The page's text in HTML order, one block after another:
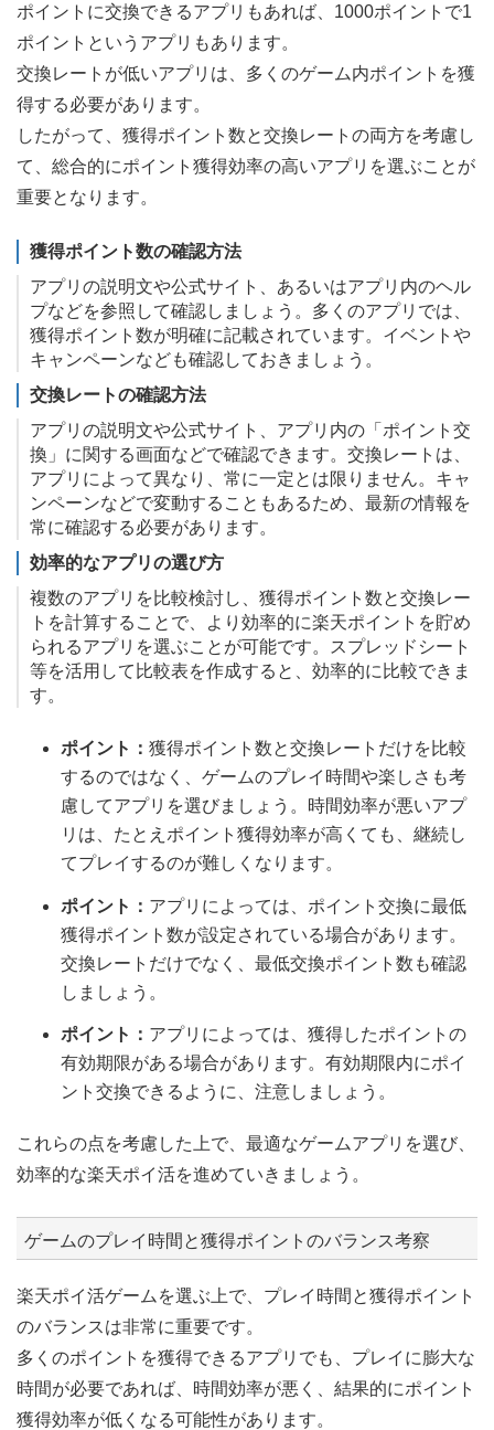
ポイントに交換できるアプリもあれば、1000ポイントで1
ポイントというアプリもあります。
交換レートが低いアプリは、多くのゲーム内ポイントを獲
得する必要があります。
したがって、獲得ポイント数と交換レートの両方を考慮し
て、総合的にポイント獲得効率の高いアプリを選ぶことが
重要となります。
獲得ポイント数の確認方法
アプリの説明文や公式サイト、あるいはアプリ内のヘル
プなどを参照して確認しましょう。多くのアプリでは、
獲得ポイント数が明確に記載されています。イベントや
キャンペーンなども確認しておきましょう。
交換レートの確認方法
アプリの説明文や公式サイト、アプリ内の「ポイント交
換」に関する画面などで確認できます。交換レートは、
アプリによって異なり、常に一定とは限りません。キャ
ンペーンなどで変動することもあるため、最新の情報を
常に確認する必要があります。
効率的なアプリの選び方
複数のアプリを比較検討し、獲得ポイント数と交換レー
トを計算することで、より効率的に楽天ポイントを貯め
られるアプリを選ぶことが可能です。スプレッドシート
等を活用して比較表を作成すると、効率的に比較できま
す。
ポイント： 獲得ポイント数と交換レートだけを比較
するのではなく、ゲームのプレイ時間や楽しさも考
慮してアプリを選びましょう。時間効率が悪いアプ
リは、たとえポイント獲得効率が高くても、継続し
てプレイするのが難しくなります。
ポイント： アプリによっては、ポイント交換に最低
獲得ポイント数が設定されている場合があります。
交換レートだけでなく、最低交換ポイント数も確認
しましょう。
ポイント： アプリによっては、獲得したポイントの
有効期限がある場合があります。有効期限内にポイ
ント交換できるように、注意しましょう。
これらの点を考慮した上で、最適なゲームアプリを選び、
効率的な楽天ポイ活を進めていきましょう。
ゲームのプレイ時間と獲得ポイントのバランス考察
楽天ポイ活ゲームを選ぶ上で、プレイ時間と獲得ポイント
のバランスは非常に重要です。
多くのポイントを獲得できるアプリでも、プレイに膨大な
時間が必要であれば、時間効率が悪く、結果的にポイント
獲得効率が低くなる可能性があります。